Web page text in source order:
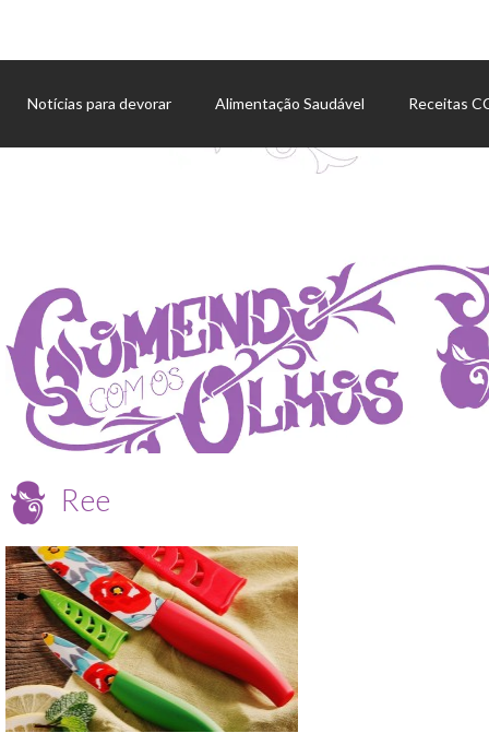
Notícias para devorar Alimentação Saudável Receitas
Ree